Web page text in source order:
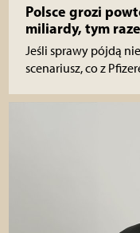
Polsce grozi
miliardy, tym
Jeśli sprawy pójdą
scenariusz, co z